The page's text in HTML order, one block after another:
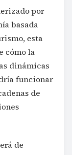
por
basada
esta
cómo la
dinámicas
funcionar
de
de